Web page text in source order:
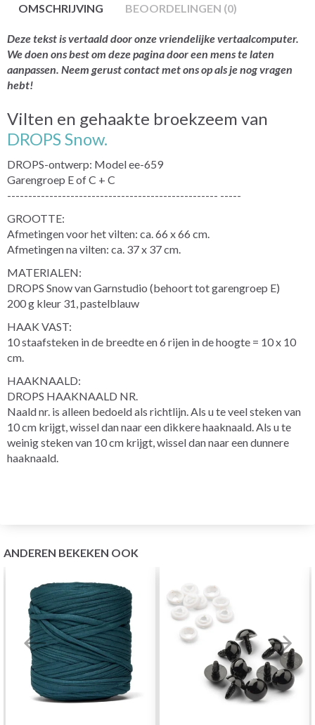
OMSCHRIJVING BEOORDELINGEN (0)
Deze tekst is vertaald door onze vriendelijke vertaalcomputer.
We doen ons best om deze pagina door een mens te laten
aanpassen. Neem gerust contact met ons op als je nog vragen
hebt!
Vilten en gehaakte broekzeem van
DROPS Snow.
DROPS-ontwerp: Model ee-659
Garengroep E of C + C
-------------------------------------------------- -----
GROOTTE:
Afmetingen voor het vilten: ca. 66 x 66 cm.
Afmetingen na vilten: ca. 37 x 37 cm.
MATERIALEN:
DROPS Snow van Garnstudio (behoort tot garengroep E)
200 g kleur 31, pastelblauw
HAAK VAST:
10 staafsteken in de breedte en 6 rijen in de hoogte = 10 x 10
cm.
HAAKNAALD:
DROPS HAAKNAALD NR.
Naald nr. is alleen bedoeld als richtlijn. Als u te veel steken van
10 cm krijgt, wissel dan naar een dikkere haaknaald. Als u te
weinig steken van 10 cm krijgt, wissel dan naar een dunnere
haaknaald.
ANDEREN BEKEKEN OOK